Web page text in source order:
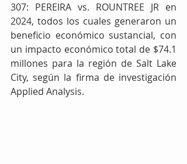
307: PEREIRA vs. ROUNTREE JR en
2024, todos los cuales generaron un
beneficio económico sustancial, con
un impacto económico total de $74.1
millones para la región de Salt Lake
City, según la firma de investigación
Applied Analysis.